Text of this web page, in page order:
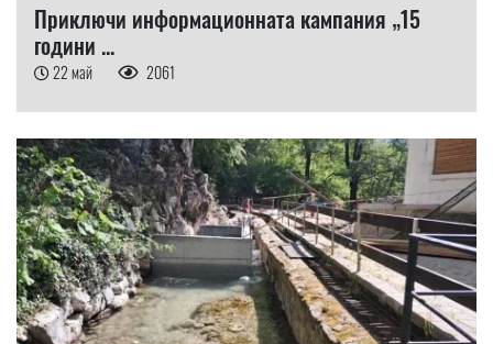
Приключи информационната кампания „15
години ...
22 май 2061